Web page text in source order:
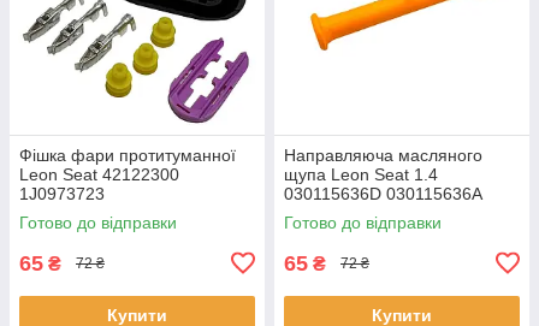
Фішка фари протитуманної
Leon Seat 42122300
1J0973723
Готово до відправки
65 ₴ 72 ₴
Купити
Направляюча масляного
щупа Leon Seat 1.4
030115636D 030115636A
Готово до відправки
65 ₴ 72 ₴
Купити